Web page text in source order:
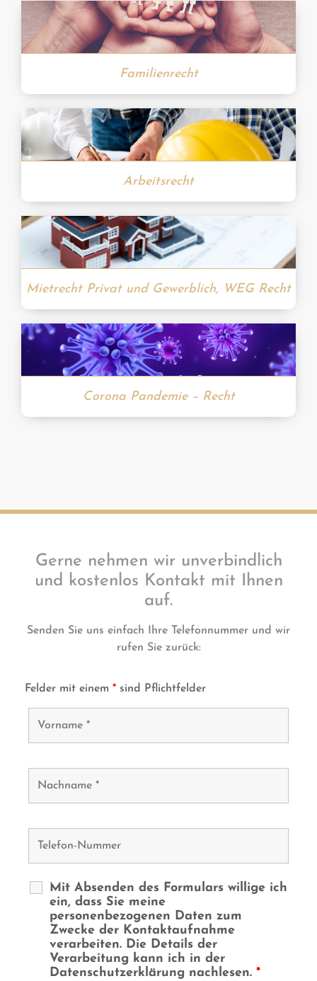
Familienrecht
Arbeitsrecht
Mietrecht Privat und Gewerblich, WEG Recht
Corona Pandemie – Recht
Gerne nehmen wir unverbindlich
und kostenlos Kontakt mit Ihnen
auf.
Senden Sie uns einfach Ihre Telefonnummer und wir
rufen Sie zurück:
Felder mit einem * sind Pflichtfelder
Mit Absenden des Formulars willige ich
ein, dass Sie meine
personenbezogenen Daten zum
Zwecke der Kontaktaufnahme
verarbeiten. Die Details der
Verarbeitung kann ich in der
Datenschutzerklärung nachlesen. *